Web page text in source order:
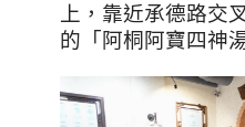
上，靠近承德路交
的「阿桐阿寶四神